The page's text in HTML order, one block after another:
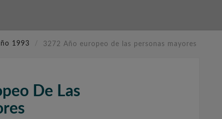
1993 3272 Año europeo de las personas mayores
De Las